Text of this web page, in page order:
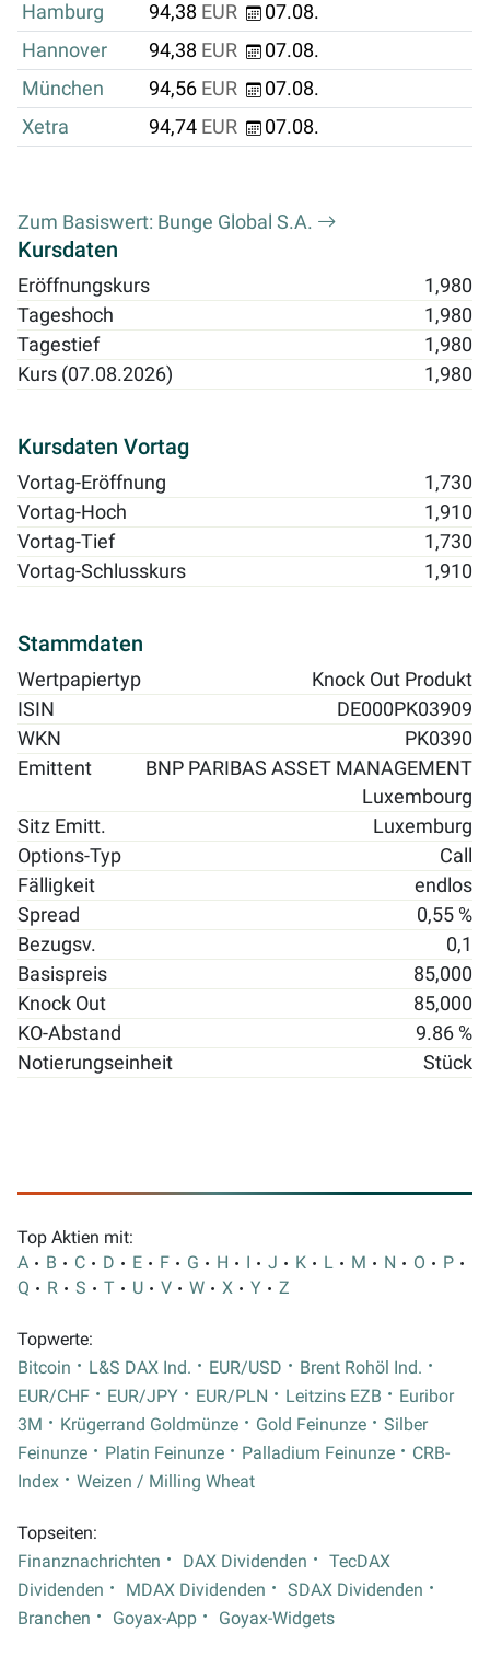
Hamburg
94,38 EUR
07.08.
Hannover
94,38 EUR
07.08.
München
94,56 EUR
07.08.
Xetra
94,74 EUR 07.08.
Zum Basiswert: Bunge Global S.A.
Kursdaten
Eröffnungskurs
1,980
Tageshoch
1,980
Tagestief
1,980
Kurs (07.08.2026)
1,980
Kursdaten Vortag
Vortag-Eröffnung
1,730
Vortag-Hoch
1,910
Vortag-Tief
1,730
Vortag-Schlusskurs
1,910
Stammdaten
Wertpapiertyp
Knock Out Produkt
ISIN
DE000PK03909
WKN
PK0390
Emittent
BNP PARIBAS ASSET MANAGEMENT
Luxembourg
Sitz Emitt.
Luxemburg
Options-Typ
Call
Fälligkeit
endlos
Spread
0,55 %
Bezugsv.
0,1
Basispreis
85,000
Knock Out
85,000
KO-Abstand
9.86 %
Notierungseinheit
Stück
Top Aktien mit:
A
B C D E F G H I J K L M N O
P
Q
R S T U V W X Y Z
Topwerte:
Bitcoin
L&S DAX Ind. EUR/USD
Brent Rohöl Ind.
EUR/CHF
EUR/JPY EUR/PLN Leitzins EZB
Euribor
3M
Krügerrand Goldmünze Gold Feinunze
Silber
Feinunze
Platin Feinunze Palladium Feinunze
CRB-
Index
Weizen / Milling Wheat
Topseiten:
Finanznachrichten
DAX Dividenden
TecDAX
Dividenden
MDAX Dividenden
SDAX Dividenden
Branchen
Goyax-App Goyax-Widgets